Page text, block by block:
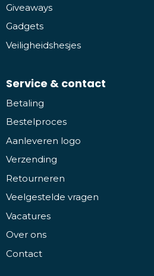
Giveaways
Gadgets
Veiligheidshesjes
Service & contact
Betaling
Bestelproces
Aanleveren logo
Verzending
Retourneren
Veelgestelde vragen
Vacatures
Over ons
Contact